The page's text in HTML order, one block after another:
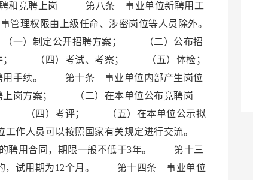
和竞聘上岗 第八条 事业单位新聘用工
管理权限由上级任命、涉密岗位等人员除外。
一）制定公开招聘方案； （二）公布招
； （四）考试、考察； （五）体检；
手续。 第十条 事业单位内部产生岗位
上岗方案； （二）在本单位公布竞聘岗
； （四）考评； （五）在本单位公示拟
人员可以按照国家有关规定进行交流。
用合同，期限一般不低于3年。 第十三
的，试用期为12个月。 第十四条 事业单位